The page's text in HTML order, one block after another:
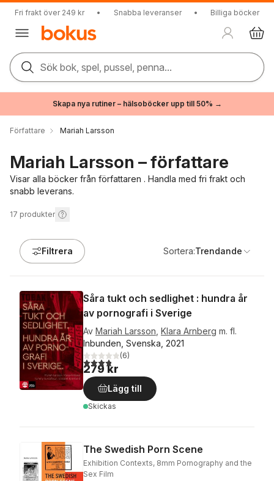
Fri frakt över 249 kr • Snabba leveranser • Billiga böcker
Sök bok, spel, pussel, penna...
Skapa nya rutiner – hälsoböcker upp till 50% →
Författare Mariah Larsson
Mariah Larsson – författare
Visar alla böcker från författaren . Handla med fri frakt och
snabb leverans.
17 produkter
Filtrera Sortera:Trendande
Såra tukt och sedlighet : hundra år
av pornografi i Sverige
Av Mariah Larsson Klara Arnberg m. fl.
Inbunden, Svenska, 2021
3,8utav 5 stjärnor. Totalt antal röster:
(6)
279 kr
Lägg till
Skickas
The Swedish Porn Scene
Exhibition Contexts, 8mm Pornography and the
Sex Film